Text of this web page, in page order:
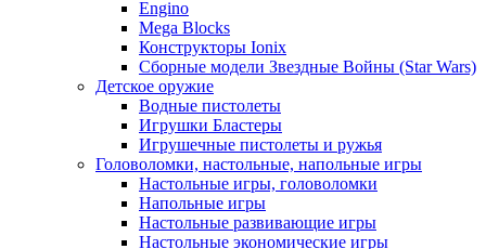
Engino
Mega Blocks
Конструкторы Ionix
Сборные модели Звездные Войны (Star Wars)
Детское оружие
Водные пистолеты
Игрушки Бластеры
Игрушечные пистолеты и ружья
Головоломки, настольные, напольные игры
Настольные игры, головоломки
Напольные игры
Настольные развивающие игры
Настольные экономические игры